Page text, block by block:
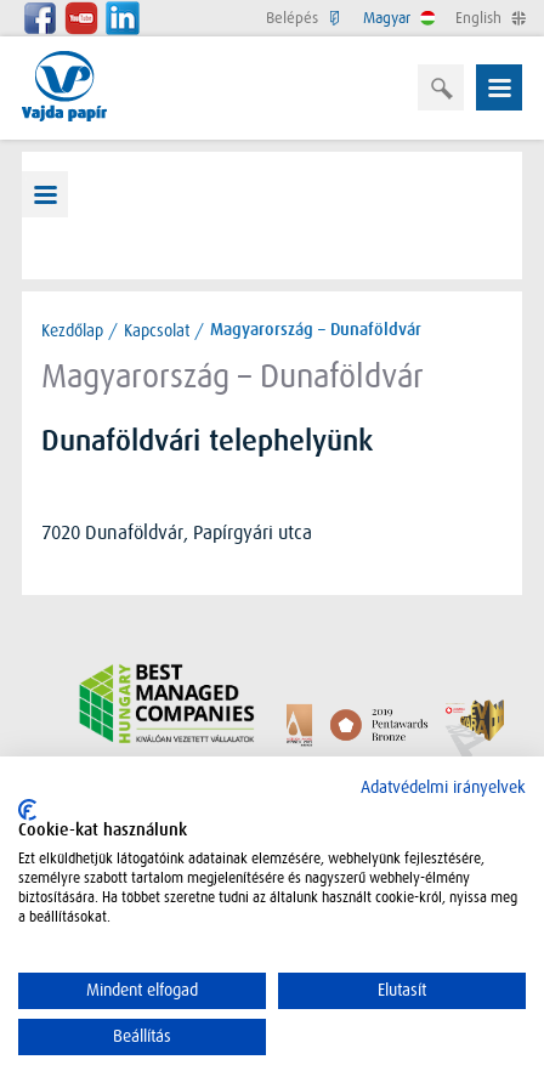
English
Magyar
Belépés
Kezdőlap / Kapcsolat / Magyarország – Dunaföldvár
Magyarország – Dunaföldvár
Dunaföldvári telephelyünk
7020 Dunaföldvár, Papírgyári utca
© 2026 Vajda Papír Kft.
Collapse
Adatvédelmi irányelvek
Cookie-kat használunk
Ezt elküldhetjük látogatóink adatainak elemzésére, webhelyünk fejlesztésére,
személyre szabott tartalom megjelenítésére és nagyszerű webhely-élmény
biztosítására. Ha többet szeretne tudni az általunk használt cookie-król, nyissa meg
a beállításokat.
Mindent elfogad Elutasít
Beállítás